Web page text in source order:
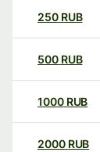
250 RUB
500 RUB
1000 RUB
2000 RUB